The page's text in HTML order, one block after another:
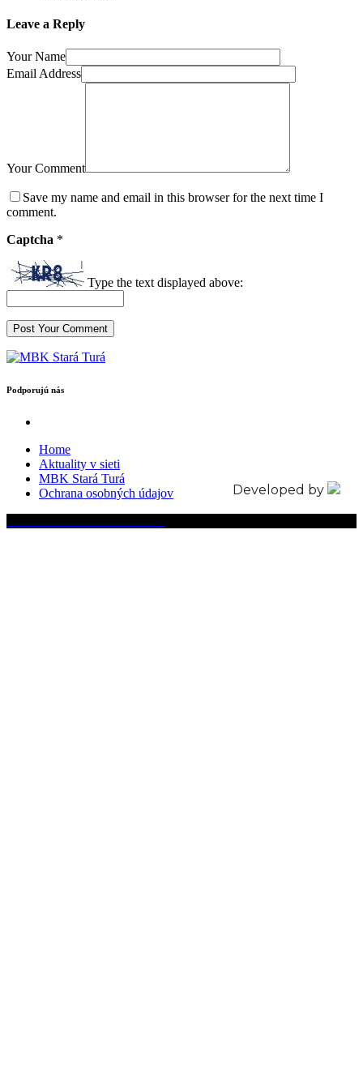
Leave a Reply
Your Name
Email Address
Your Comment
Save my name and email in this browser for the next time I
comment.
Captcha *
Type the text displayed above:
Podporujú nás
Home
Aktuality v sieti
MBK Stará Turá
Ochrana osobných údajov
Developed by